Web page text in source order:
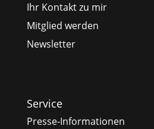
Ihr Kontakt zu mir
Mitglied werden
Newsletter
Service
Presse-Informationen